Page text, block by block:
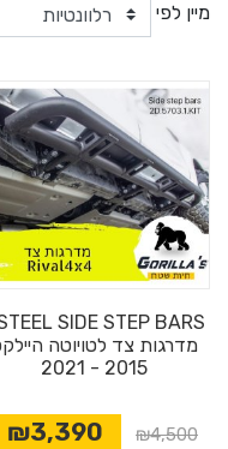
מיין לפי
מדרגות צד לטויוטה
2015 - 2021
₪4,500
₪3,390